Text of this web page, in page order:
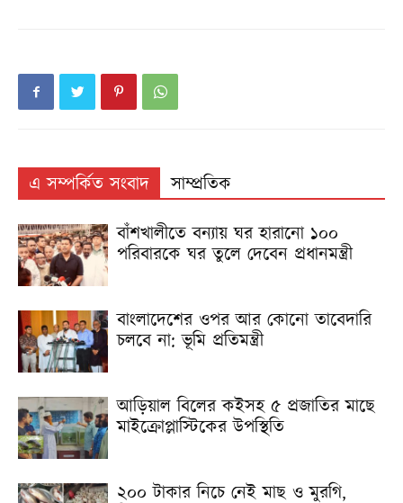
এ সম্পর্কিত সংবাদ
সাম্প্রতিক
বাঁশখালীতে বন্যায় ঘর হারানো ১০০
পরিবারকে ঘর তুলে দেবেন প্রধানমন্ত্রী
বাংলাদেশের ওপর আর কোনো তাবেদারি
চলবে না: ভূমি প্রতিমন্ত্রী
আড়িয়াল বিলের কইসহ ৫ প্রজাতির মাছে
মাইক্রোপ্লাস্টিকের উপস্থিতি
২০০ টাকার নিচে নেই মাছ ও মুরগি,